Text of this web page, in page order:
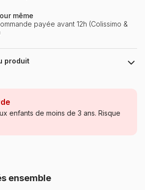
même
payée avant 12h (Colissimo &
produit
Puzzles - Animaux sauvages
enfants de moins de 3 ans. Risque
ensemble